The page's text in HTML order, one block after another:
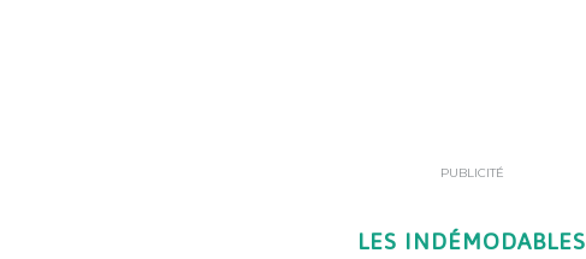
PUBLICITÉ
LES INDÉMODABLES